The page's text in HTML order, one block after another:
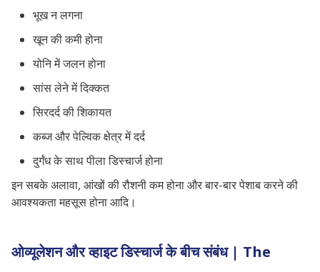
भूख न लगना
खून की कमी होना
योनि में जलन होना
सांस लेने में दिक्कत
सिरदर्द की शिकायत
कब्ज और पेल्विक क्षेत्र में दर्द
दुर्गंध के साथ पीला डिस्चार्ज होना
इन सबके अलावा, आंखों की रौशनी कम होना और बार-बार पेशाब करने की
आवश्यकता महसूस होना आदि।
ओव्यूलेशन और व्हाइट डिस्चार्ज के बीच संबंध | The